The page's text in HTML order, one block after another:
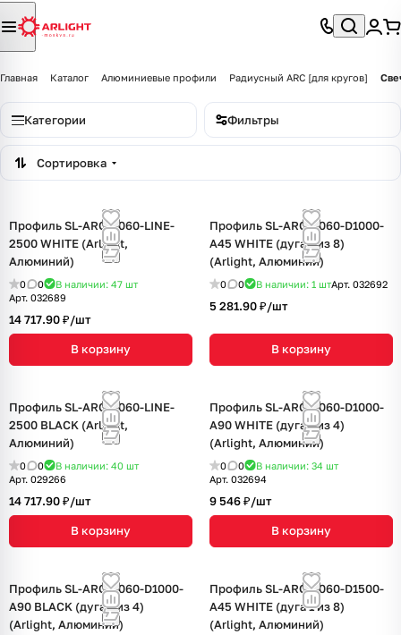
Главная Каталог Алюминиевые профили Радиусный ARC [для кругов]
Категории Фильтры
Сортировка
Профиль SL-ARC-5060-LINE-
2500 WHITE (Arlight,
Алюминий)
0 0 В наличии: 47 шт
Арт. 032689
14 717.90 ₽/шт
В корзину
Профиль SL-ARC-5060-D1000-
A45 WHITE (дуга 1 из 8)
(Arlight, Алюминий)
0 0 В наличии: 1 штАрт. 032692
5 281.90 ₽/шт
В корзину
Профиль SL-ARC-5060-LINE-
2500 BLACK (Arlight,
Алюминий)
0 0 В наличии: 40 шт
Арт. 029266
14 717.90 ₽/шт
В корзину
Профиль SL-ARC-5060-D1000-
A90 WHITE (дуга 1 из 4)
(Arlight, Алюминий)
0 0 В наличии: 34 шт
Арт. 032694
9 546 ₽/шт
В корзину
Профиль SL-ARC-5060-D1000-
A90 BLACK (дуга 1 из 4)
(Arlight, Алюминий)
Профиль SL-ARC-5060-D1500-
A45 WHITE (дуга 1 из 8)
(Arlight, Алюминий)